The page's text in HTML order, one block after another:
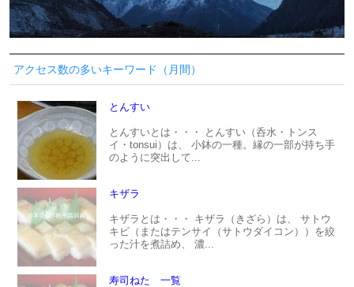
アクセス数の多いキーワード（月間）
とんすい
とんすいとは・・・ とんすい（呑水・トンス
イ・tonsui）は、 小鉢の一種。縁の一部が持ち手
のように突出して...
キザラ
キザラとは・・・ キザラ（きざら）は、 サトウ
キビ（またはテンサイ（サトウダイコン））を絞
った汁を煮詰め、 濃...
寿司ねた 一覧